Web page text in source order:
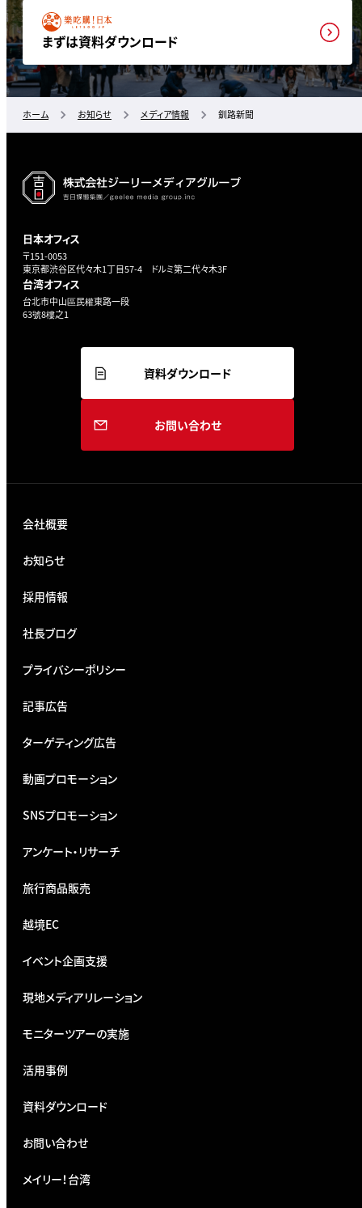
まずは資料ダウンロード
ホーム お知らせ メディア情報 釧路新聞
日本オフィス
〒151-0053
東京都渋谷区代々木1丁目57-4 ドルミ第二代々木3F
台湾オフィス
台北市中山區民權東路一段
63號8樓之1
資料ダウンロード
お問い合わせ
会社概要
お知らせ
採用情報
社長ブログ
プライバシーポリシー
記事広告
ターゲティング広告
動画プロモーション
SNSプロモーション
アンケート・リサーチ
旅行商品販売
越境EC
イベント企画支援
現地メディアリレーション
モニターツアーの実施
活用事例
資料ダウンロード
お問い合わせ
メイリー！台湾